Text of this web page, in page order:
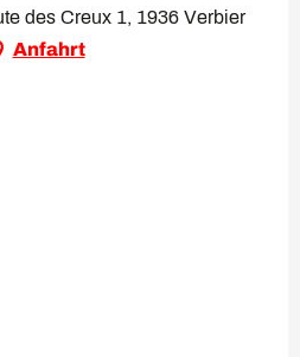
des Creux 1, 1936 Verbier
Anfahrt